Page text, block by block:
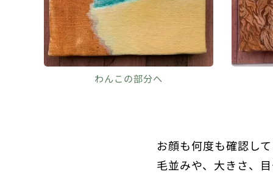
わんこの部分へ
お顔も何度も確認し
毛並みや、大きさ、